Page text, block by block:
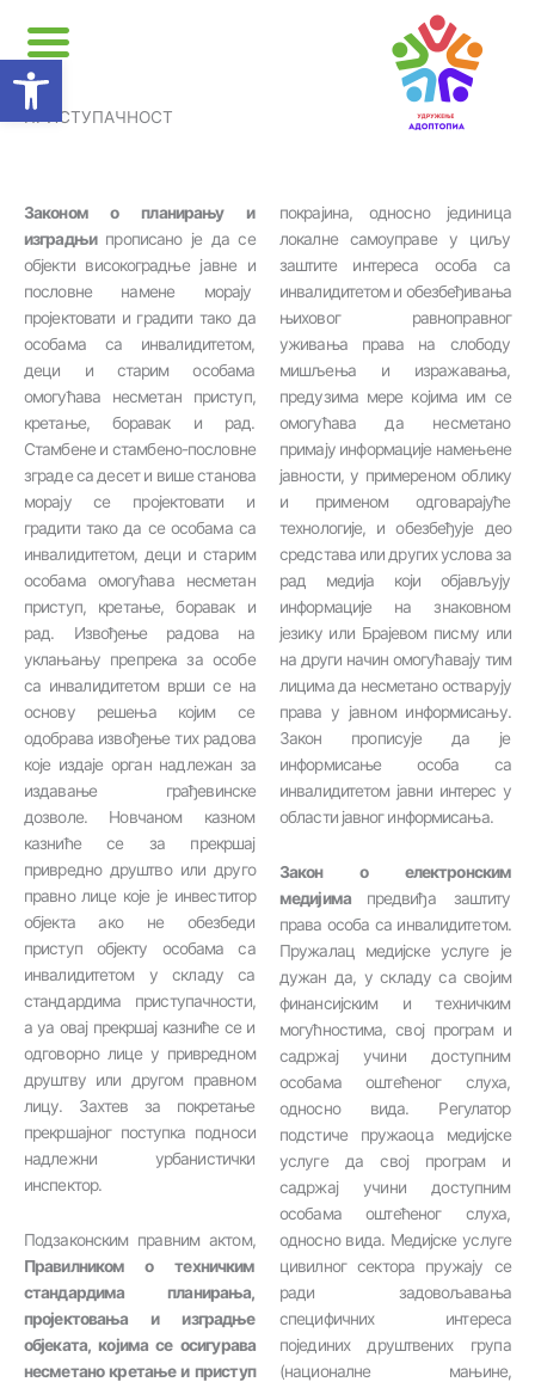
Open toolbar
ПРИСТУПАЧНОСТ
Законом о планирању и
изградњипрописано је да се
објекти високоградње јавне и
пословне намене морају
пројектовати и градити тако да
особама са инвалидитетом,
деци и старим особама
омогућава несметан приступ,
кретање, боравак и рад.
Стамбене и стамбено-пословне
зграде са десет и више станова
морају се пројектовати и
градити тако да се особама са
инвалидитетом, деци и старим
особама омогућава несметан
приступ, кретање, боравак и
рад. Извођење радова на
уклањању препрека за особе
са инвалидитетом врши се на
основу решења којим се
одобрава извођење тих радова
које издаје орган надлежан за
издавање грађевинске
дозволе. Новчаном казном
казниће се за прекршај
привредно друштво или друго
правно лице које је инвеститор
објекта ако не обезбеди
приступ објекту особама са
инвалидитетом у складу са
стандардима приступачности,
а ya овај прекршај казниће се и
одговорно лице у привредном
друштву или другом правном
лицу. Захтев за покретање
прекршајног поступка подноси
надлежни урбанистички
инспектор.
Подзаконским правним актом,
Правилникомо техничким
стандардима планирања,
пројектовања и изградње
објеката, којима се осигурава
несметано кретање и приступ
покрајина, односно јединица
локалне самоуправе у циљу
заштите интереса особа са
инвалидитетом и обезбеђивања
њиховог равноправног
уживања права на слободу
мишљења и изражавања,
предузима мере којима им се
омогућава да несметано
примају информације намењене
јавности, у примереном облику
и применом одговарајуће
технологије, и обезбеђује део
средстава или других услова за
рад медија који објављују
информације на знаковном
језику или Брајевом писму или
на други начин омогућавају тим
лицима да несметано остварују
права у јавном информисању.
Закон прописује да је
информисање особа са
инвалидитетом јавни интерес у
области јавног информисања.
Закон о електронским
медијима предвиђа заштиту
права особа са инвалидитетом.
Пружалац медијске услуге је
дужан да, у складу са својим
финансијским и техничким
могућностима, свој програм и
садржај учини доступним
особама оштећеног слуха,
односно вида. Регулатор
подстиче пружаоца медијске
услуге да свој програм и
садржај учини доступним
особама оштећеног слуха,
односно вида. Медијске услуге
цивилног сектора пружају се
ради задовољавања
специфичних интереса
појединих друштвених група
(националне мањине,